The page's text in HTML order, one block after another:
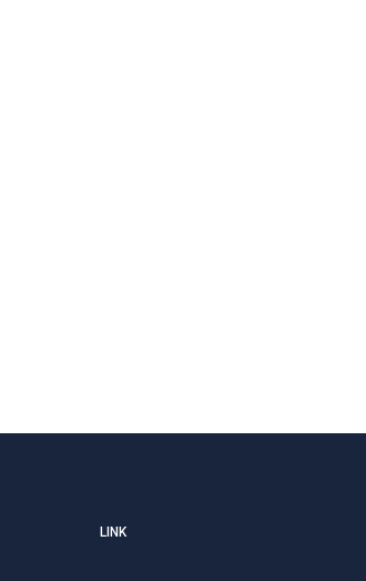
LINK